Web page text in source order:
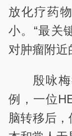
放化疗药
小。“最关
对肿瘤附近
殷咏
例，一位
脑转移后